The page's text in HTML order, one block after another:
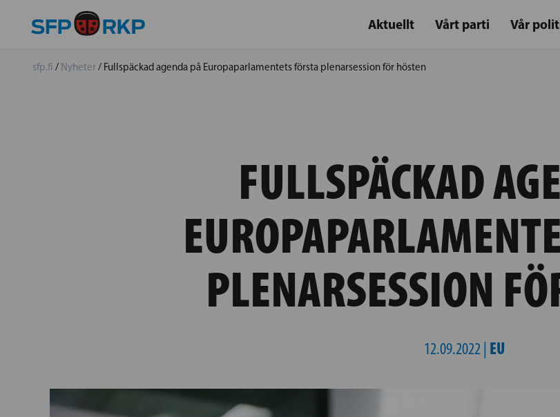
Aktuellt Vårt parti Vår
sfp.fi / Nyheter/ Fullspäckad agenda på Europaparlamentets första plenarsession för hösten
FULLSPÄCKAD
PLENARSESSION
12.09.2022 | EU